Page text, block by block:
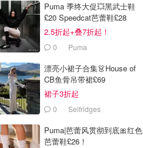
Puma 季终大促💥黑武士鞋
£20 Speedcat芭蕾鞋£28
2.5折起+叠7折起！
0 Puma
漂亮小裙子合集👗House of
CB鱼骨吊带裙£69
裙子3折起
0 Selfridges
Puma|芭蕾风贯彻到底🎀红色
芭蕾鞋£26！